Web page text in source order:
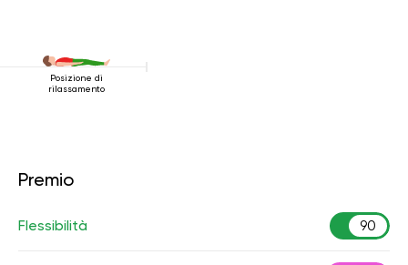
Posizione di
rilassamento
Premio
Flessibilità 90